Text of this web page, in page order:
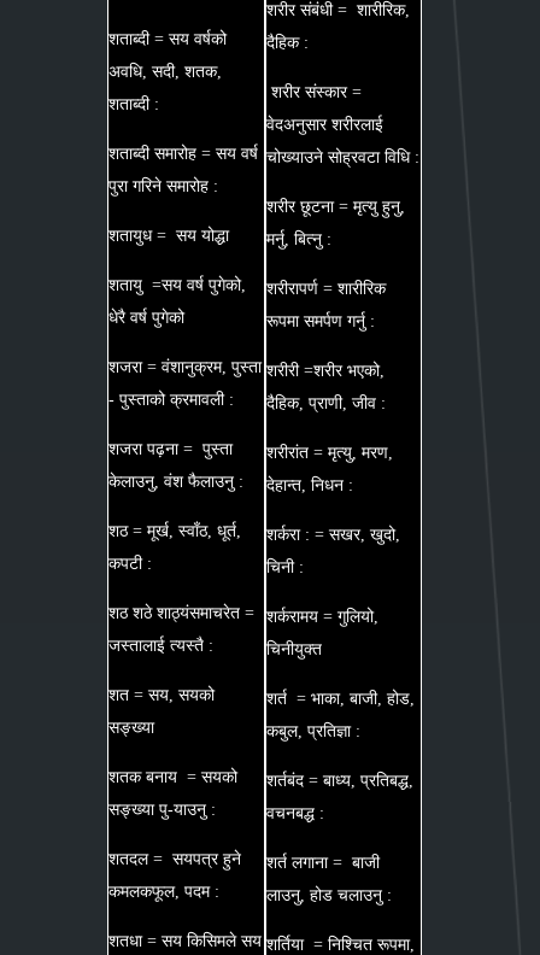
शताब्दी = सय वर्षको
अवधि, सदी, शतक,
शताब्दी :
शताब्दी समारोह = सय वर्ष
पुरा गरिने समारोह :
शतायुध = सय योद्धा
शतायु =सय वर्ष पुगेको,
धेरै वर्ष पुगेको
शजरा = वंशानुक्रम, पुस्ता
- पुस्ताको क्रमावली :
शजरा पढ़ना = पुस्ता
केलाउनु, वंश फैलाउनु :
शठ = मूर्ख, स्वाँठ, धूर्त,
कपटी :
शठ शठे शाठ्यंसमाचरेत =
जस्तालाई त्यस्तै :
शत = सय, सयको
सङ्ख्या
शतक बनाय = सयको
सङ्ख्या पु-याउनु :
शतदल = सयपत्र हुने
कमलकफूल, पदम :
शतधा = सय किसिमले सय
शरीर संबंधी = शारीरिक,
दैहिक :
शरीर संस्कार =
वेदअनुसार शरीरलाई
चोख्याउने सोह्रवटा विधि :
शरीर छूटना = मृत्यु हुनु,
मर्नु, बित्नु :
शरीरापर्ण = शारीरिक
रूपमा समर्पण गर्नु :
शरीरी =शरीर भएको,
दैहिक, प्राणी, जीव :
शरीरांत = मृत्यु, मरण,
देहान्त, निधन :
शर्करा : = सखर, खुदो,
चिनी :
शर्करामय = गुलियो,
चिनीयुक्त
शर्त = भाका, बाजी, होड,
कबुल, प्रतिज्ञा :
शर्तबंद = बाध्य, प्रतिबद्ध,
वचनबद्ध :
शर्त लगाना = बाजी
लाउनु, होड चलाउनु :
शर्तिया = निश्चित रूपमा,